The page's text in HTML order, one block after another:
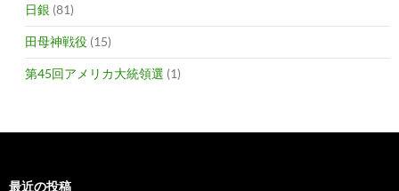
日銀 (81)
田母神戦役 (15)
第45回アメリカ大統領選 (1)
最近の投稿